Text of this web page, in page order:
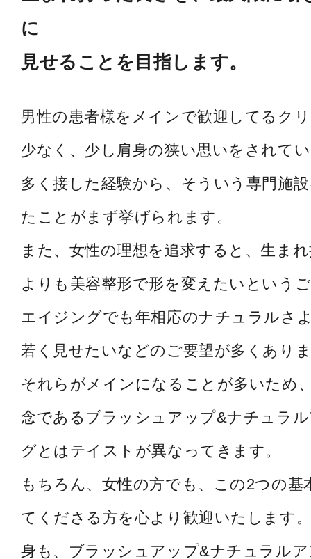
に
見せることを目指します。
男性の患者様をメインで歓迎してるク
少なく、少し肩身の狭い思いをされて
多く接した経験から、そういう専門施
たことがまず挙げられます。
また、女性の理想を追求すると、生ま
よりも美容整形で形を変えたいという
エイジングでも年相応のナチュラルさ
若く見せたいなどのご要望が多くあり
それらがメインになることが多いため
念であるブラッシュアップ&ナチュラ
グとはテイストが異なってきます。
もちろん、女性の方でも、この2つの基
てくださる方を心より歓迎いたします
身も、ブラッシュアップ&ナチュラル